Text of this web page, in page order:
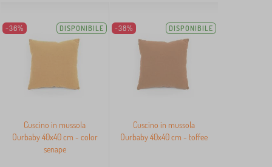
-36% DISPONIBILE
Cuscino in mussola
Ourbaby 40x40 cm - color
senape
-38% DISPONIBILE
Cuscino in mussola
Ourbaby 40x40 cm - toffee